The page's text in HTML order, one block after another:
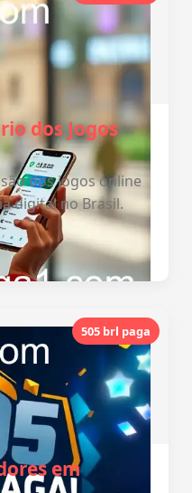
dos Jogos
dos jogos online
digital no Brasil.
505 brl paga
em